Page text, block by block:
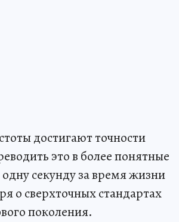
достигают точности
это в более понятные
секунду за время жизни
о сверхточных стандартах
поколения.